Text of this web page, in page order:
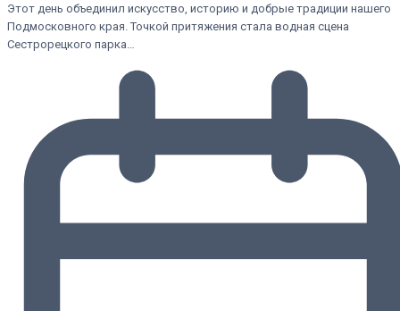
Этот день объединил искусство, историю и добрые традиции нашего
Подмосковного края. Точкой притяжения стала водная сцена
Сестрорецкого парка…